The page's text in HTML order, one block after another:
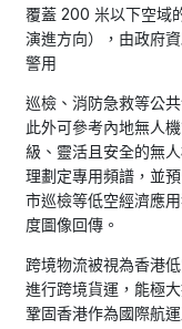
覆蓋 200 米以下空域
演進方向），由政府
警用
巡檢、消防急救等公
此外可參考內地無人
級、靈活且安全的無
理劃定專用頻譜，並
市巡檢等低空經濟應
度圖像回傳。
跨境物流被視為香港
進行跨境貨運，能極
鞏固香港作為國際航